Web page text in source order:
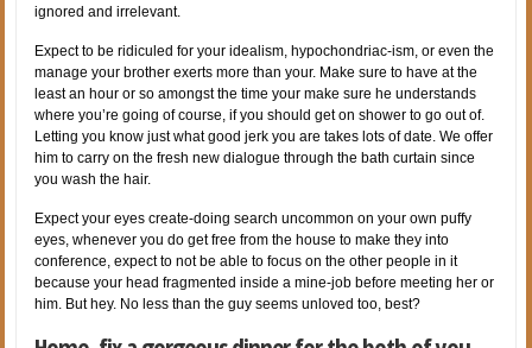
ignored and irrelevant.
Expect to be ridiculed for your idealism, hypochondriac-ism, or even the
manage your brother exerts more than your. Make sure to have at the
least an hour or so amongst the time your make sure he understands
where you’re going of course, if you should get on shower to go out of.
Letting you know just what good jerk you are takes lots of date. We offer
him to carry on the fresh new dialogue through the bath curtain since
you wash the hair.
Expect your eyes create-doing search uncommon on your own puffy
eyes, whenever you do get free from the house to make they into
conference, expect to not be able to focus on the other people in it
because your head fragmented inside a mine-job before meeting her or
him. But hey. No less than the guy seems unloved too, best?